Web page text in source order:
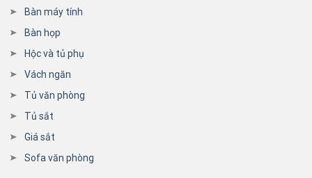
Bàn máy tính
Bàn họp
Hộc và tủ phụ
Vách ngăn
Tủ văn phòng
Tủ sắt
Giá sắt
Sofa văn phòng